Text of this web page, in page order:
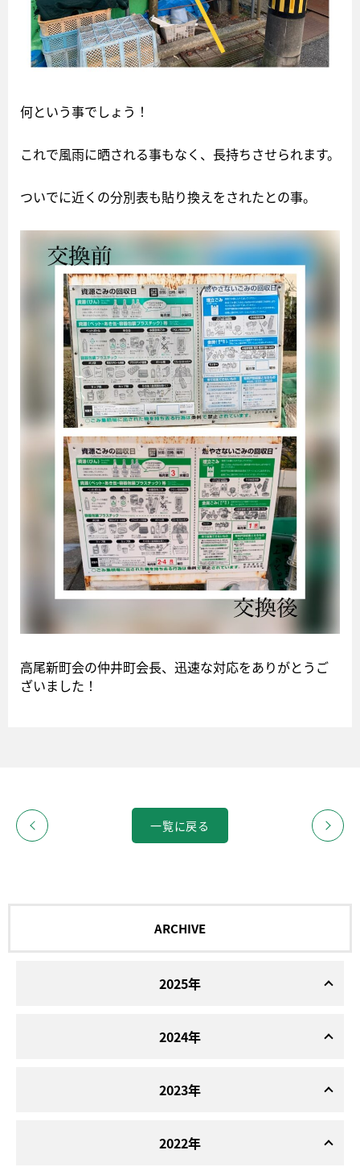
何という事でしょう！
これで風雨に晒される事もなく、長持ちさせられます。
ついでに近くの分別表も貼り換えをされたとの事。
高尾新町会の仲井町会長、迅速な対応をありがとうご
ざいました！
一覧に戻る
ARCHIVE
2025年
2024年
2023年
2022年